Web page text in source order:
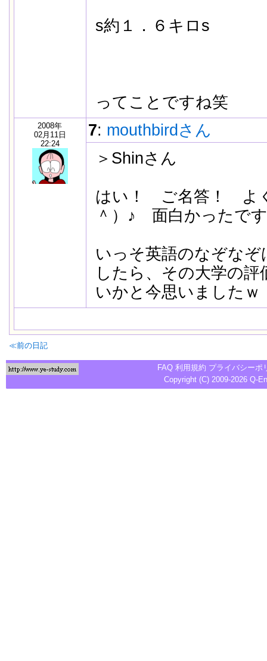
s約１．６キロs
ってことですね笑
2008年
02月11日
22:24
7: mouthbirdさん
＞Shinさん
はい！ ご名答！ よ
＾）♪ 面白かったで
いっそ英語のなぞな
したら、その大学の
いかと今思いましたｗ
≪前の日記
FAQ 利用規約 プライバシーポ
Copyright (C) 2009-2026 Q-